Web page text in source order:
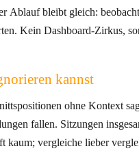
Ablauf bleibt gleich:
Kein Dashboard‑Zirkus,
kannst
ohne Kontext
fallen. Sitzungen
kaum; vergleiche lieber